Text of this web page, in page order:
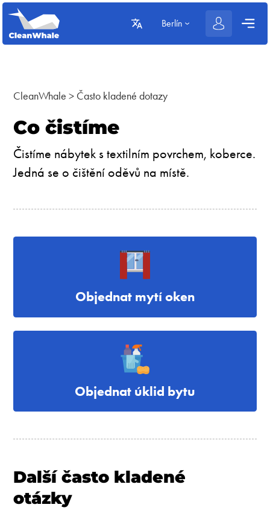
Berlín
CleanWhale > Často kladené dotazy
Co čistíme
Čistíme nábytek s textilním povrchem, koberce.
Jedná se o čištění oděvů na místě.
Objednat mytí oken
Objednat úklid bytu
Další často kladené
otázky